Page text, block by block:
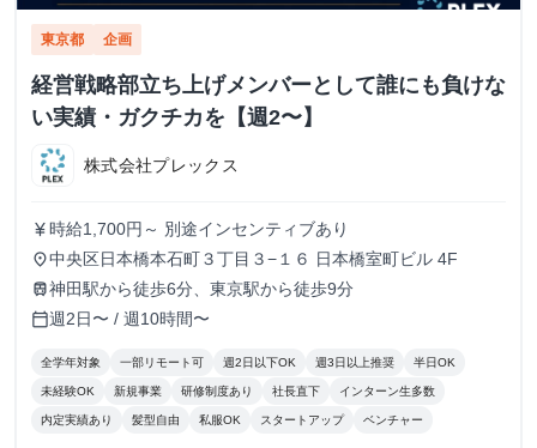
東京都 企画
経営戦略部立ち上げメンバーとして誰にも負けな
い実績・ガクチカを【週2〜】
株式会社プレックス
currency_yen 時給1,700円～ 別途インセンティブあり
place中央区日本橋本石町３丁目３−１６ 日本橋室町ビル 4F
train神田駅から徒歩6分、東京駅から徒歩9分
calendar_today週2日〜 / 週10時間〜
全学年対象 一部リモート可 週2日以下OK 週3日以上推奨 半日OK
未経験OK 新規事業 研修制度あり 社長直下 インターン生多数
内定実績あり 髪型自由 私服OK スタートアップ ベンチャー